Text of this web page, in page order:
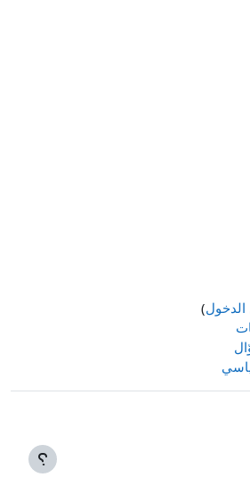
)